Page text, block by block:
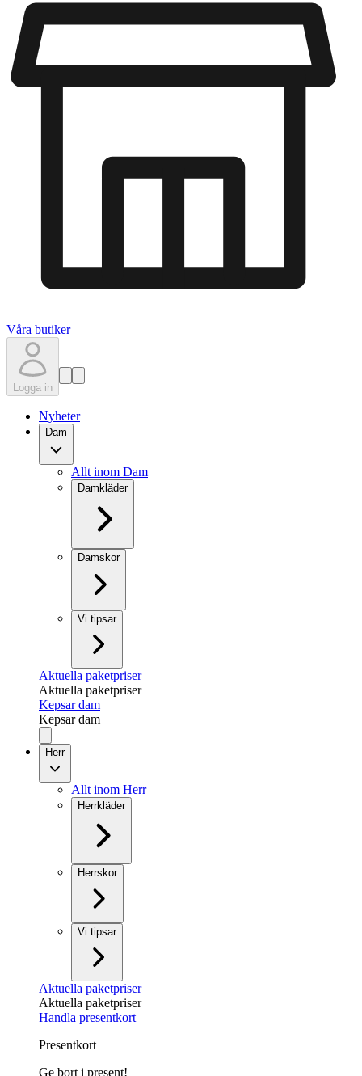
Våra butiker
Logga in
Nyheter
Dam
Allt inom Dam
Damkläder
Damskor
Vi tipsar
Aktuella paketpriser
Aktuella paketpriser
Kepsar dam
Kepsar dam
Herr
Allt inom Herr
Herrkläder
Herrskor
Vi tipsar
Aktuella paketpriser
Aktuella paketpriser
Handla presentkort
Presentkort
Ge bort i present!